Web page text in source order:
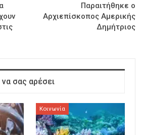
Παραιτήθηκε ο
Αρχιεπίσκοπος Αμερικής
Δημήτριος
σας αρέσει
Κοινωνία